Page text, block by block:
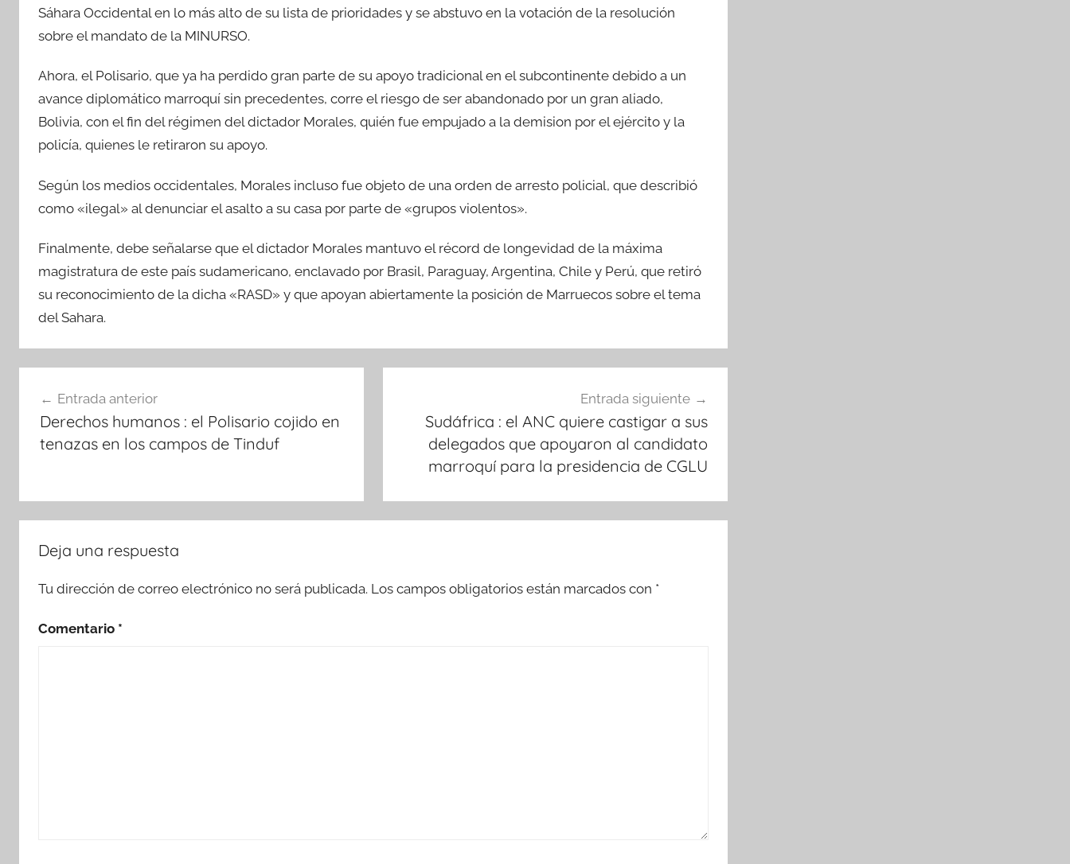
Sáhara Occidental en lo más alto de su lista de prioridades y se abstuvo en la votación de la resolución
sobre el mandato de la MINURSO.
Ahora, el Polisario, que ya ha perdido gran parte de su apoyo tradicional en el subcontinente debido a un
avance diplomático marroquí sin precedentes, corre el riesgo de ser abandonado por un gran aliado,
Bolivia, con el fin del régimen del dictador Morales, quién fue empujado a la demision por el ejército y la
policía, quienes le retiraron su apoyo.
Según los medios occidentales, Morales incluso fue objeto de una orden de arresto policial, que describió
como «ilegal» al denunciar el asalto a su casa por parte de «grupos violentos».
Finalmente, debe señalarse que el dictador Morales mantuvo el récord de longevidad de la máxima
magistratura de este país sudamericano, enclavado por Brasil, Paraguay, Argentina, Chile y Perú, que retiró
su reconocimiento de la dicha «RASD» y que apoyan abiertamente la posición de Marruecos sobre el tema
del Sahara.
de
entradas
Entrada anterior
Derechos humanos : el Polisario cojido en
tenazas en los campos de Tinduf
Entrada siguiente
Sudáfrica : el ANC quiere castigar a sus
delegados que apoyaron al candidato
marroquí para la presidencia de CGLU
Deja una respuesta
Tu dirección de correo electrónico no será publicada. Los campos obligatorios están marcados con *
Comentario *